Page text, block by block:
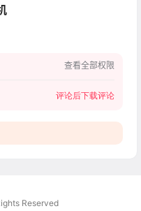
查看全部权限
评论后下载评论
Reserved